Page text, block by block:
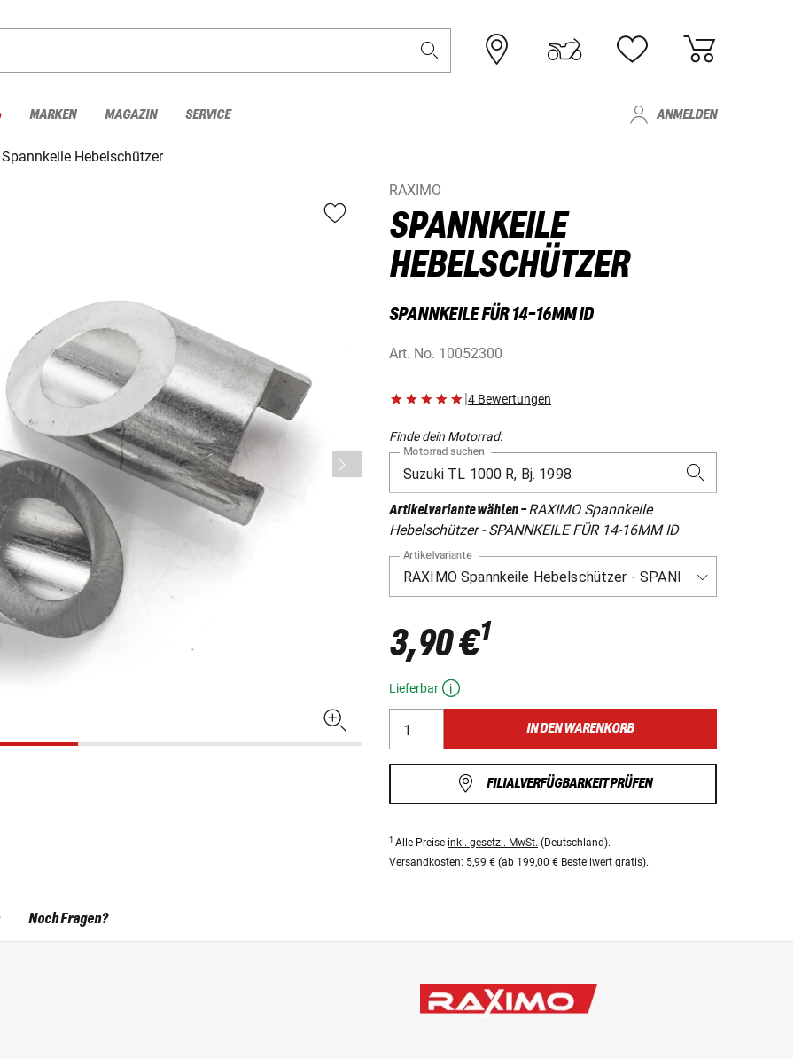
MARKEN MAGAZIN SERVICE ANMELDEN
Spannkeile Hebelschützer
RAXIMO
SPANNKEILE
HEBELSCHÜTZER
SPANNKEILE FÜR 14-16MM ID
Art. No. 10052300
|4 Bewertungen
Finde dein Motorrad:
Motorrad suchen
Artikelvariante wählen-RAXIMO Spannkeile
Hebelschützer - SPANNKEILE FÜR 14-16MM ID
Artikelvariante
3,90 €1
Lieferbar
IN DEN WARENKORB
FILIALVERFÜGBARKEIT PRÜFEN
1 Alle Preise inkl. gesetzl. MwSt. (Deutschland).
Versandkosten: 5,99 € (ab 199,00 € Bestellwert gratis).
Noch Fragen?